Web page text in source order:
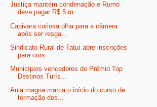
Justiça mantém condenação e Rumo
deve pagar R$ 5 m...
Capivara curiosa olha para a câmera
após ser resga...
Sindicato Rural de Tatuí abre inscrições
para curs...
Municípios vencedores do Prêmio Top
Destinos Turís...
Aula magna marca o início do curso de
formação dos...